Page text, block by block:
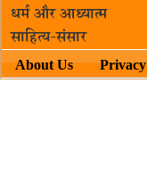
धर्म और आध्यात्म
साहित्य-संसार
About Us Privacy